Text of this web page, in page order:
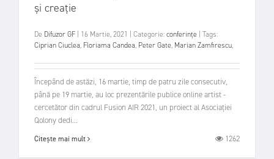
și creație
De Difuzor GF 16 Martie, 2021 Categorie:conferințe
Tags:
Ciprian Ciuclea, Floriama Candea, Peter Gate, Marian Zamfirescu,
Începând de astăzi, 16 martie, timp de patru zile consecutiv,
până pe 19 martie, au loc prezentările publice online artist -
cercetător din cadrul Fusion AIR 2021, un proiect al Asociației
Qolony dedi...
Citește mai mult 1262